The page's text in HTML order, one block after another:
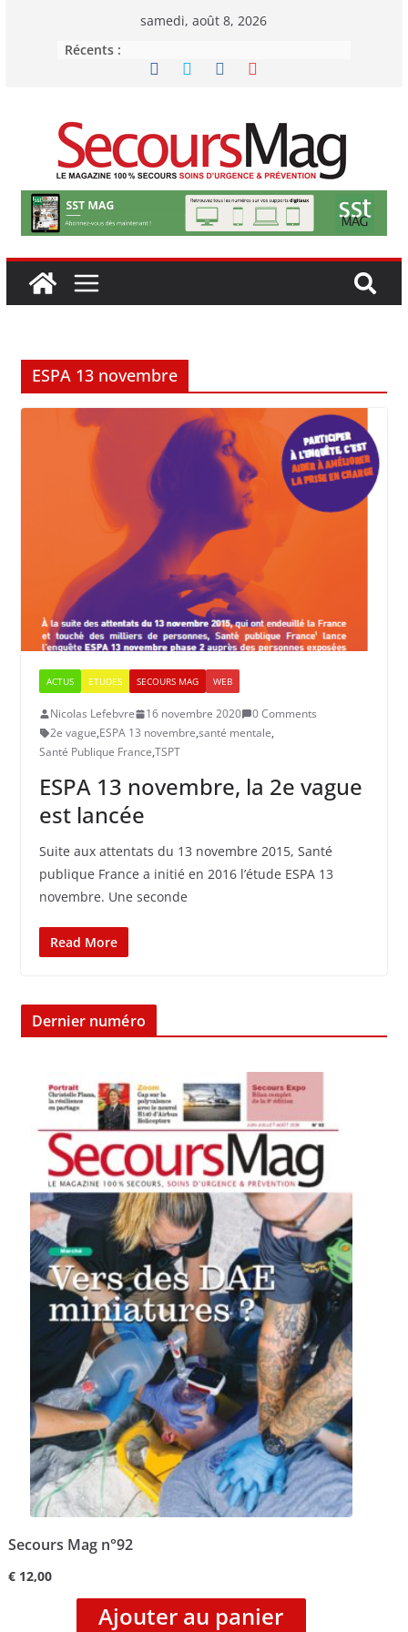
samedi, août 8, 2026
Récents :
ESPA 13 novembre
ACTUS ETUDES SECOURS MAG WEB
Nicolas Lefebvre 16 novembre 2020
0 Comments
2e vague,ESPA 13 novembre,santé mentale,
Santé Publique France,TSPT
ESPA 13 novembre, la 2e vague
est lancée
Suite aux attentats du 13 novembre 2015, Santé
publique France a initié en 2016 l’étude ESPA 13
novembre. Une seconde
Read More
Dernier numéro
Secours Mag n°92
€12,00
Ajouter au panier